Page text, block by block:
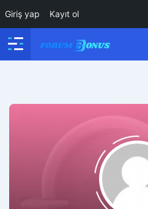
Giriş yap Kayıt ol